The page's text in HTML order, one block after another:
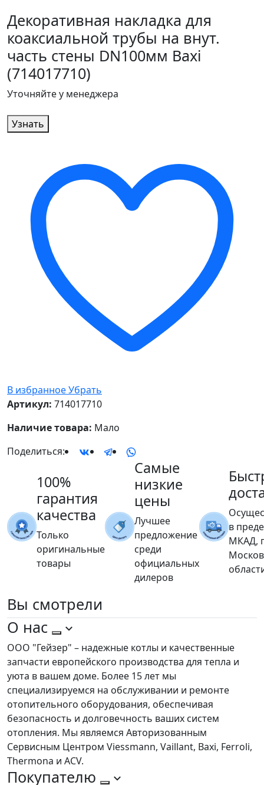
Декоративная накладка для
коаксиальной трубы на внут.
часть стены DN100мм Baxi
(714017710)
Уточняйте у менеджера
Узнать
В избранноеУбрать
Артикул: 714017710
Наличие товара: Мало
Поделиться:
100%
гарантия
качества
Только
оригинальные
товары
Самые
низкие
цены
Лучшее
предложение
среди
официальных
дилеров
в
МКАД,
Вы смотрели
О нас
ООО "Гейзер" – надежные котлы и качественные
запчасти европейского производства для тепла и
уюта в вашем доме. Более 15 лет мы
специализируемся на обслуживании и ремонте
отопительного оборудования, обеспечивая
безопасность и долговечность ваших систем
отопления. Мы являемся Авторизованным
Сервисным Центром Viessmann, Vaillant, Baxi, Ferroli,
Thermona и ACV.
Покупателю